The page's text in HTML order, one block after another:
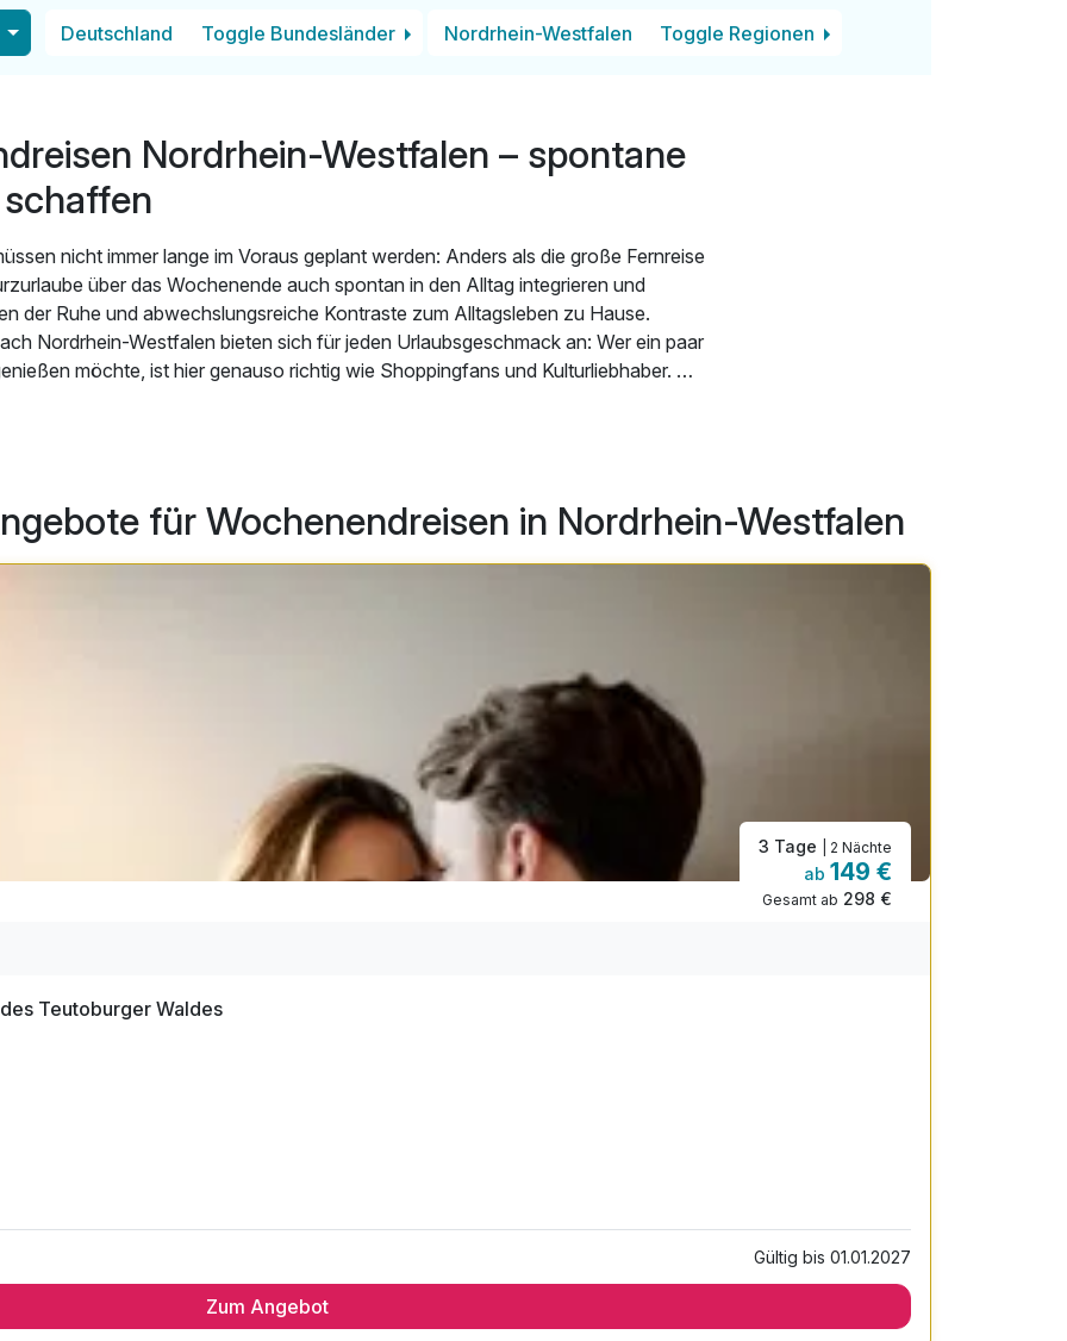
Deutschland Toggle Bundesländer Nordrhein-Westfalen Toggle Regionen
Nordrhein-Westfalen – spontane
nicht immer lange im Voraus geplant werden: Anders als die große Fernreise
über das Wochenende auch spontan in den Alltag integrieren und
der Ruhe und abwechslungsreiche Kontraste zum Alltagsleben zu Hause.
Nordrhein-Westfalen bieten sich für jeden Urlaubsgeschmack an: Wer ein paar
möchte, ist hier genauso richtig wie Shoppingfans und Kulturliebhaber.
lässt sich hingegen eine zauberhafte Natur bestaunen, die zu sportlichen
Wochenendreisen nach Nordrhein-Westfalen lassen sich auf Ihre
individuell abstimmen – unter unseren vielen Arrangements ist auch für Sie
für Wochenendreisen in Nordrhein-Westfalen
3 Tage | 2 Nächte
ab 149 €
Gesamt ab 298 €
Teutoburger Waldes
Gültig bis 01.01.2027
Zum Angebot